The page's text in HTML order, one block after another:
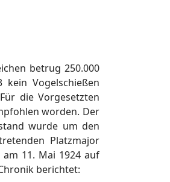
betrug 250.000
Vogelschießen
die Vorgesetzten
worden. Der
wurde um den
Platzmajor
11. Mai 1924 auf
berichtet: